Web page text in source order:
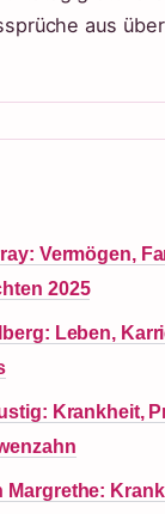
aus
Vermögen,
2025
Leben,
Krankheit,
Margrethe: